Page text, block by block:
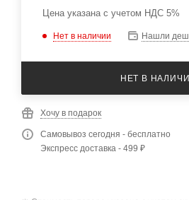
Цена указана с учетом НДС 5%
Нет в наличии Нашли
НЕТ В
Хочу в подарок
Самовывоз сегодня - бесплатно
Экспресс доставка - 499 ₽